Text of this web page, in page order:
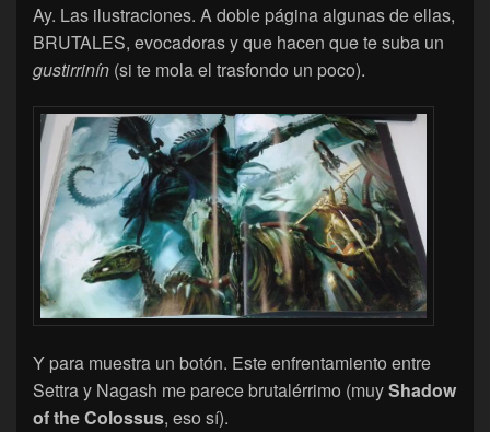
Ay. Las ilustraciones. A doble página algunas de ellas,
BRUTALES, evocadoras y que hacen que te suba un
gustirrinín (si te mola el trasfondo un poco).
Y para muestra un botón. Este enfrentamiento entre
Settra y Nagash me parece brutalérrimo (muyShadow
of the Colossus, eso sí).